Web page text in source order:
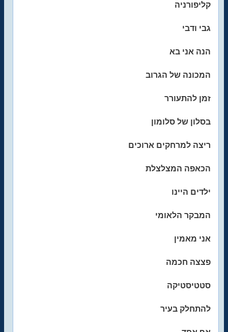
קליפורניה
גבי ודבי
הנה אני בא
המכונה של הגרוב
זמן להתעורר
בסלון של סלומון
ריצה למרחקים ארוכים
הכאפה המצלצלת
ילדים היינו
המבקר הלאומי
אני מאמין
פצצה חכמה
סטטיסטיקה
להתחלק בעיר